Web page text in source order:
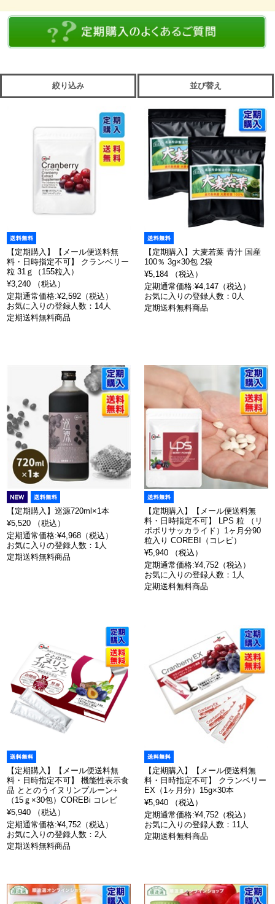
絞り込み 並び替え
【定期購入】【メール便送料無
料・日時指定不可】 クランベリー
粒 31ｇ（155粒入）
¥3,240 （税込）
定期通常価格:¥2,592（税込）
お気に入りの登録人数：14人
定期送料無料商品
【定期購入】大麦若葉 青汁 国産
100％ 3g×30包 2袋
¥5,184 （税込）
定期通常価格:¥4,147（税込）
お気に入りの登録人数：0人
定期送料無料商品
【定期購入】巡源720ml×1本
¥5,520 （税込）
定期通常価格:¥4,968（税込）
お気に入りの登録人数：1人
定期送料無料商品
【定期購入】【メール便送料無
料・日時指定不可】 LPS 粒 （リ
ポポリサッカライド）1ヶ月分90
粒入り COREBI（コレビ）
¥5,940 （税込）
定期通常価格:¥4,752（税込）
お気に入りの登録人数：1人
定期送料無料商品
【定期購入】【メール便送料無
料・日時指定不可】 機能性表示食
品 ととのうイヌリンプルーン+
（15ｇ×30包）COREBi コレビ
¥5,940 （税込）
定期通常価格:¥4,752（税込）
お気に入りの登録人数：2人
定期送料無料商品
【定期購入】【メール便送料無
料・日時指定不可】 クランベリー
EX（1ヶ月分）15g×30本
¥5,940 （税込）
定期通常価格:¥4,752（税込）
お気に入りの登録人数：11人
定期送料無料商品